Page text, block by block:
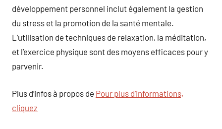
développement personnel inclut également la gestion
du stress et la promotion de la santé mentale.
L’utilisation de techniques de relaxation, la méditation,
et l’exercice physique sont des moyens efficaces pour y
parvenir.
Plus d’infos à propos de Pour plus d’informations,
cliquez